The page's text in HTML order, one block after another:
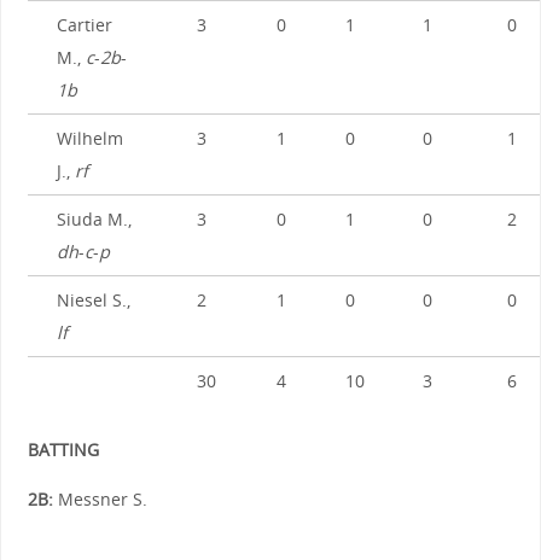
Cartier
M., c-2b-
1b
3 0 1 1 0
Wilhelm
J., rf
3 1 0 0 1
Siuda M.,
dh-c-p
3 0 1 0 2
Niesel S.,
lf
2 1 0 0 0
30 4 10 3 6
BATTING
2B:Messner S.